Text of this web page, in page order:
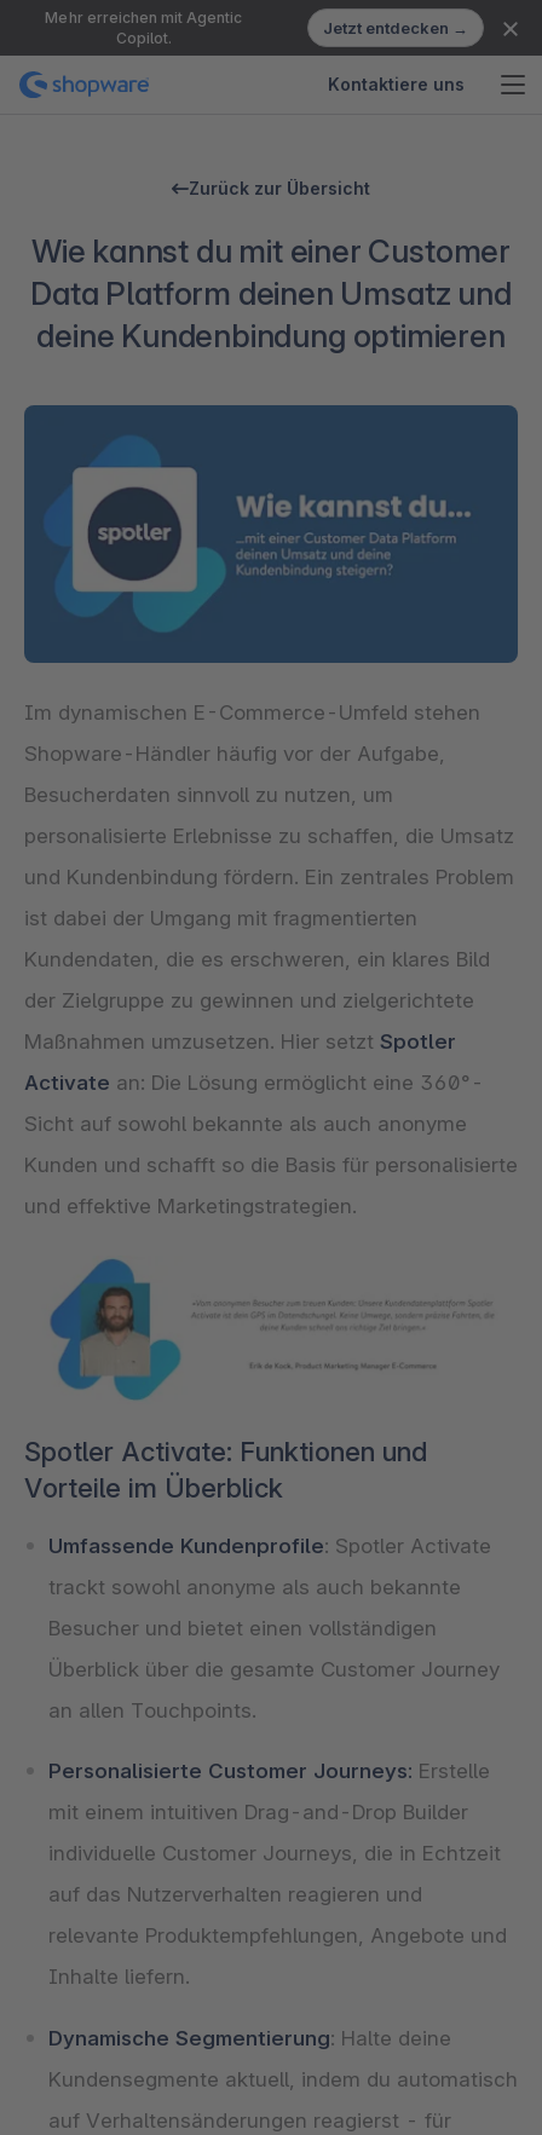
Mehr erreichen mit Agentic
Copilot.
Jetzt entdecken →
Kontaktiere uns
Zurück zur Übersicht
Wie kannst du mit einer Customer
Data Platform deinen Umsatz und
deine Kundenbindung optimieren
Im dynamischen E-Commerce-Umfeld stehen
Shopware-Händler häufig vor der Aufgabe,
Besucherdaten sinnvoll zu nutzen, um
personalisierte Erlebnisse zu schaffen, die Umsatz
und Kundenbindung fördern. Ein zentrales Problem
ist dabei der Umgang mit fragmentierten
Kundendaten, die es erschweren, ein klares Bild
der Zielgruppe zu gewinnen und zielgerichtete
Maßnahmen umzusetzen. Hier setzt Spotler
Activate an: Die Lösung ermöglicht eine 360°-
Sicht auf sowohl bekannte als auch anonyme
Kunden und schafft so die Basis für personalisierte
und effektive Marketingstrategien.
Spotler Activate: Funktionen und
Vorteile im Überblick
Umfassende Kundenprofile: Spotler Activate
trackt sowohl anonyme als auch bekannte
Besucher und bietet einen vollständigen
Überblick über die gesamte Customer Journey
an allen Touchpoints.
Personalisierte Customer Journeys: Erstelle
mit einem intuitiven Drag-and-Drop Builder
individuelle Customer Journeys, die in Echtzeit
auf das Nutzerverhalten reagieren und
relevante Produktempfehlungen, Angebote und
Inhalte liefern.
Dynamische Segmentierung: Halte deine
Kundensegmente aktuell, indem du automatisch
auf Verhaltensänderungen reagierst - für